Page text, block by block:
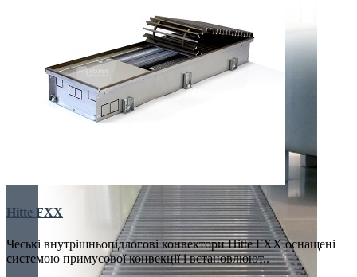
Hitte FXX
Чеські внутрішньопідлогові конвектори Hitte FXX оснащені
системою примусової конвекції і встановлюют..